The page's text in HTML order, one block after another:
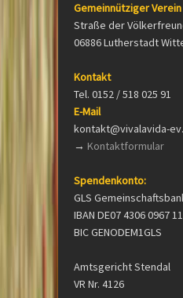
Gemeinnütziger Verein
Straße der
06886 Lutherstadt
Kontakt
Tel. 0152 / 518 025 91
E-Mail
kontakt@vivalavida-
→ Kontaktformular
Spendenkonto:
GLS
IBAN DE07 4306 0967
BIC GENODEM1GLS
Amtsgericht Stendal
VR Nr. 4126